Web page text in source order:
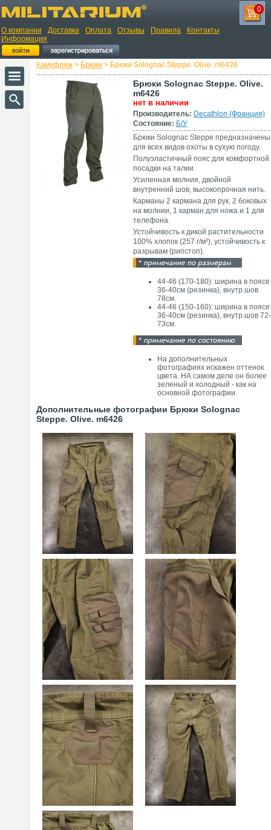
О компании Доставка Оплата Отзывы Правила
Контакты
Информация
0
Камуфляж > Брюки > Брюки Solognac Steppe. Olive. m6426
Брюки Solognac Steppe. Olive.
m6426
нет в наличии
Производитель: Decathlon (Франция)
Состояние: Б/У
Брюки Solognac Steppe предназначены
для всех видов охоты в сухую погоду.
Полуэластичный пояс для комфортной
посадки на талии.
Усиленная молния, двойной
внутренний шов, высокопрочная нить.
Карманы 2 кармана для рук, 2 боковых
на молнии, 1 карман для ножа и 1 для
телефона.
Устойчивость к дикой растительности
100% хлопок (257 г/м²), устойчивость к
разрывам (рипстоп).
44-46 (170-180): ширина в поясе
36-40см (резинка), внутр.шов
78см.
44-46 (150-160): ширина в поясе
36-40см (резинка), внутр.шов 72-
73см.
На дополнительных
фотографиях искажен оттенок
цвета. НА самом деле он более
зеленый и холодный - как на
основной фотографии.
Дополнительные фотографии Брюки Solognac
Steppe. Olive. m6426